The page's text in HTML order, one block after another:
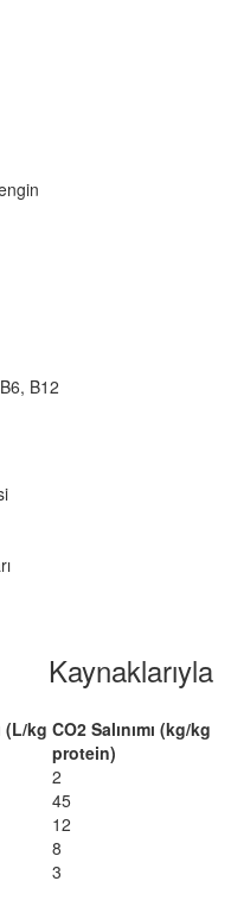
B12
(L/kg CO2 Salınımı (kg/kg
protein)
2
45
12
8
3